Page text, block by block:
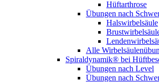
Hüftarthrose
Übungen nach
Halswirbelsäule
Alle
Spiraldynamik® bei
Übungen nach Level
Übungen nach